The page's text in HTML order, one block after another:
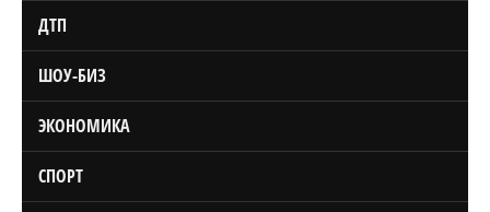
ДТП
ШОУ-БИЗ
ЭКОНОМИКА
СПОРТ